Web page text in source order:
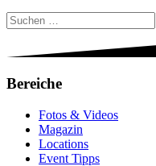
Suchen
nach:
Bereiche
Fotos & Videos
Magazin
Locations
Event Tipps